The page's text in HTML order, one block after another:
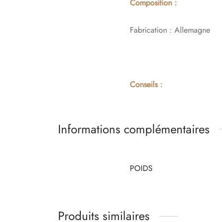
Composition :
Fabrication : Allemagne
Conseils :
Informations complémentaires
POIDS
Produits similaires